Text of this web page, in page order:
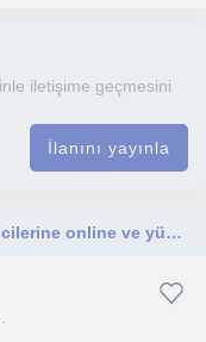
iletişime geçmesini
İlanını yayınla
Kartal İstanbul'da Ortaokul,Lise öğrencilerine online ve yüzyüze ders veriyorum